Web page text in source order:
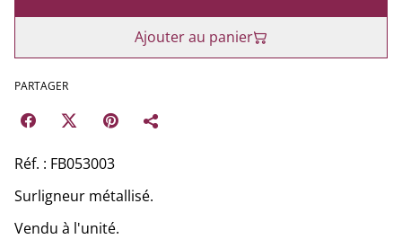
Ajouter au panier
PARTAGER
Réf. : FB053003
Surligneur métallisé.
Vendu à l'unité.